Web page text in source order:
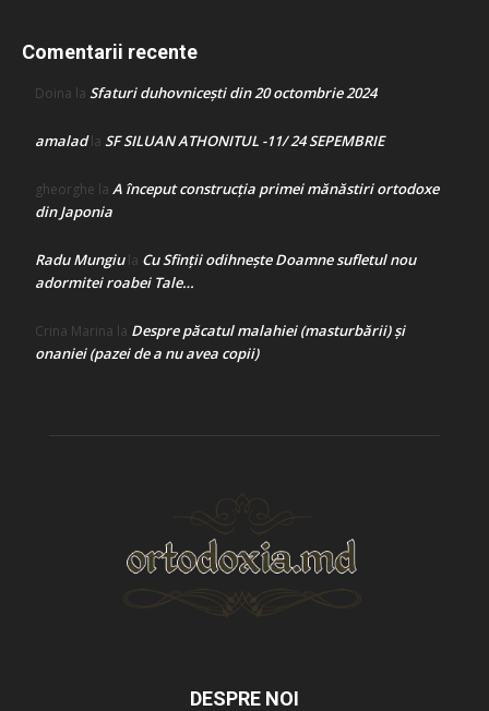
Comentarii recente
Doina la Sfaturi duhovnicești din 20 octombrie 2024
amaladla SF SILUAN ATHONITUL -11/ 24 SEPEMBRIE
gheorghe la A început construcţia primei mănăstiri ortodoxe
din Japonia
Radu Mungiula Cu Sfinții odihnește Doamne sufletul nou
adormitei roabei Tale…
Crina Marina la Despre păcatul malahiei (masturbării) şi
onaniei (pazei de a nu avea copii)
DESPRE NOI